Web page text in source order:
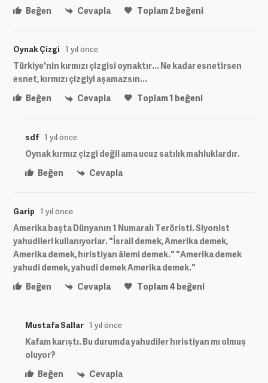
Beğen
Cevapla Toplam2beğeni
Oynak Çizgi 1 yıl önce
Türkiye'nin kırmızı çizgisi oynaktır... Ne kadar esnetirsen
esnet, kırmızı çizgiyi aşamazsın...
Beğen
Cevapla Toplam1 beğeni
sdf 1 yıl önce
Oynak kırmız çizgi değil ama ucuz satılık mahluklardır.
Beğen
Cevapla
Garip 1 yıl önce
Amerika başta Dünyanın 1 Numaralı Teröristi. Siyonist
yahudileri kullanıyorlar. "İsrail demek, Amerika demek,
Amerika demek, hıristiyan âlemi demek." "Amerika demek
yahudi demek, yahudi demek Amerika demek."
Beğen
Cevapla Toplam4 beğeni
Mustafa Sallar 1 yıl önce
Kafam karıştı. Bu durumda yahudiler hıristiyan mı olmuş
oluyor?
Beğen
Cevapla